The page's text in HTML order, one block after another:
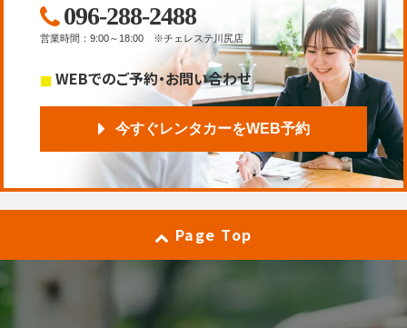
096-288-2488
営業時間 ： 9:00～18:00 ※チェレステ川尻店
WEBでのご予約・お問い合わせ
今すぐレンタカーをWEB予約
Page Top